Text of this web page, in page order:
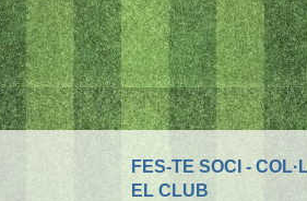
FES-TE SOCI -
EL CLUB